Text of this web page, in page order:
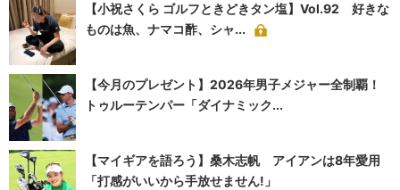
【小祝さくら ゴルフときどきタン塩】Vol.92 好きな
ものは魚、ナマコ酢、シャ...
【今月のプレゼント】2026年男子メジャー全制覇！
トゥルーテンパー「ダイナミック...
【マイギアを語ろう】桑木志帆 アイアンは8年愛用
「打感がいいから手放せません!」